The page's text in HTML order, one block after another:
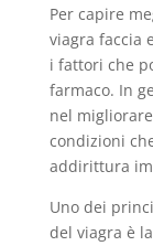
Per capire
viagra faccia
i fattori che
farmaco. In
nel
condizioni
addirittura
Uno dei
del viagra è